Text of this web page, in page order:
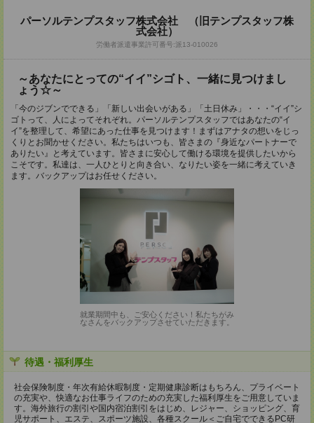
パーソルテンプスタッフ株式会社 （旧テンプスタッフ株
式会社）
労働者派遣事業許可番号:派13-010026
～あなたにとっての“イイ”シゴト、一緒に見つけまし
ょう☆～
「今のジブンでできる」「新しい出会いがある」「土日休み」・・・“イイ”シ
ゴトって、人によってそれぞれ。パーソルテンプスタッフではあなたの“イ
イ”を整理して、希望にあった仕事を見つけます！まずはアナタの想いをじっ
くりとお聞かせください。私たちはいつも、皆さまの『身近なパートナーで
ありたい』と考えています。皆さまに安心して働ける環境を提供したいから
こそです。私達は、一人ひとりと向き合い、なりたい姿を一緒に考えていき
ます。バックアップはお任せください。
就業期間中も、ご安心ください！私たちがみ
なさんをバックアップさせていただきます。
待遇・福利厚生
社会保険制度・年次有給休暇制度・定期健康診断はもちろん、プライベート
の充実や、快適なお仕事ライフのための充実した福利厚生をご用意していま
す。海外旅行の割引や国内宿泊割引をはじめ、レジャー、ショッピング、育
児サポート、エステ、スポーツ施設、各種スクール＜ご自宅でできるPC研